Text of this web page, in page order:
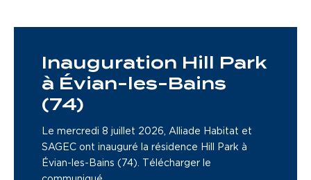
Inauguration Hill Park
à Évian-les-Bains
(74)
Le mercredi 8 juillet 2026, Alliade Habitat et
SAGEC ont inauguré la résidence Hill Park à
Évian-les-Bains (74). Télécharger le